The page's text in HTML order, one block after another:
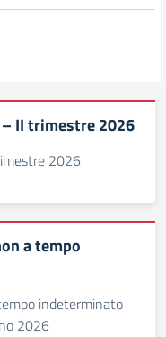
– II trimestre 2026
2026
a tempo
indeterminato
2026